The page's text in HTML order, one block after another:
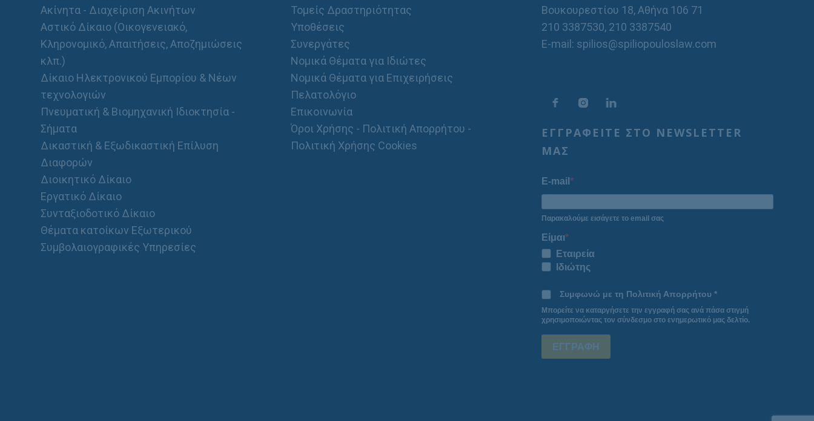
Ακίνητα - Διαχείριση Ακινήτων
Αστικό Δίκαιο (Οικογενειακό,
Κληρονομικό, Απαιτήσεις, Αποζημιώσεις
κλπ.)
Δίκαιο Ηλεκτρονικού Εμπορίου & Νέων
τεχνολογιών
Πνευματική & Βιομηχανική Ιδιοκτησία -
Σήματα
Δικαστική & Εξωδικαστική Επίλυση
Διαφορών
Διοικητικό Δίκαιο
Εργατικό Δίκαιο
Συνταξιοδοτικό Δίκαιο
Θέματα κατοίκων Εξωτερικού
Συμβολαιογραφικές Υπηρεσίες
Τομείς Δραστηριότητας
Υποθέσεις
Συνεργάτες
Νομικά Θέματα για Ιδιώτες
Νομικά Θέματα για Επιχειρήσεις
Πελατολόγιο
Επικοινωνία
Όροι Χρήσης - Πολιτική Απορρήτου -
Πολιτική Χρήσης Cookies
Βουκουρεστίου 18, Αθήνα 106 71
210 3387530, 210 3387540
E-mail: spilios@spiliopouloslaw.com
ΕΓΓΡΑΦΕΙΤΕ ΣΤΟ NEWSLETTER
ΜΑΣ
E-mail
Παρακαλούμε εισάγετε το email σας
Είμαι
Εταιρεία
Ιδιώτης
Συμφωνώ με τη Πολιτική Απορρήτου *
Μπορείτε να καταργήσετε την εγγραφή σας ανά πάσα στιγμή
χρησιμοποιώντας τον σύνδεσμο στο ενημερωτικό μας δελτίο.
ΕΓΓΡΑΦΗ